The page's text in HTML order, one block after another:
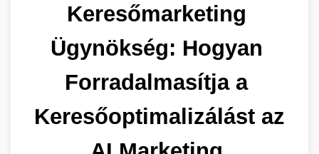
Keresőmarketing
Ügynökség: Hogyan
Forradalmasítja a
Keresőoptimalizálást az